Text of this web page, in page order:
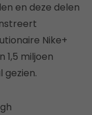
en deze delen
Nike+
1,5 miljoen
gezien.